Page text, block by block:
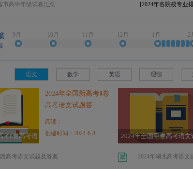
市高中年级试卷汇总 [2024年各院校专业
9月 10月 11月 12月 1月 2
语文 数学 英语 理综
考Ⅱ卷高考语
2024年全国新高考Ⅱ卷
高考语文试题答
阅读：
创建时间：2024-6-8
高考语文试题及答案
2024年全国甲卷高考语文
2024年湖北高考语文